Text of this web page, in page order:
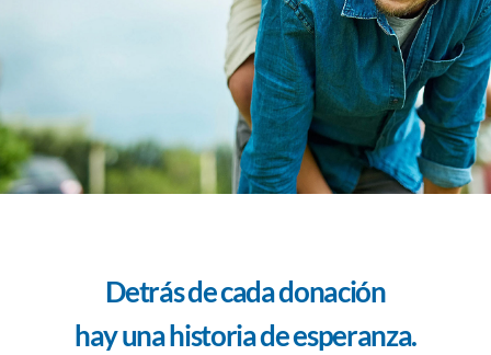
Detrás de cada donación
hay una historia de esperanza.